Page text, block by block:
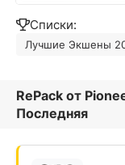
Списки:
Лучшие Экшены
RePack от
Последняя